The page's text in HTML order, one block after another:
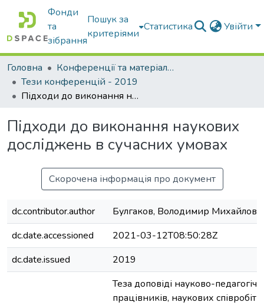
Фонди
та
зібрання
Пошук за
критеріями
Статистика Увійти
Головна
Конференції та матеріали конференцій
Тези конференцій - 2019
Підходи до виконання наукових досліджень в сучасних умовах
Підходи до виконання наукових
досліджень в сучасних умовах
Скорочена інформація про документ
dc.contributor.author
Булгаков, Володимир
dc.date.accessioned
2021-03-12T08:50:28Z
dc.date.issued
2019
Теза доповіді науково-
працівників, наукових